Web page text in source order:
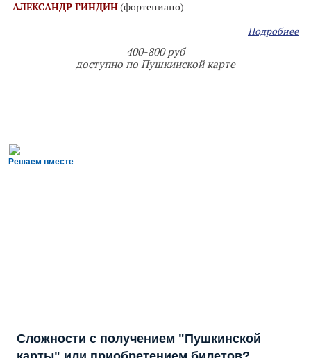
АЛЕКСАНДР ГИНДИН(фортепиано)
Подробнее
400-800 руб
доступно по Пушкинской карте
Решаем вместе
Сложности с получением "Пушкинской